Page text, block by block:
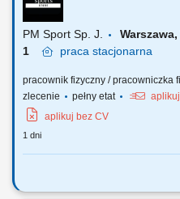
sklepu;
PM Sport Sp. J.
1
praca stacjonarna
pracownik fizyczny / pracowniczka
zlecenie
pełny etat
aplikuj bez CV
1 dni
Twój zakres obowiązków